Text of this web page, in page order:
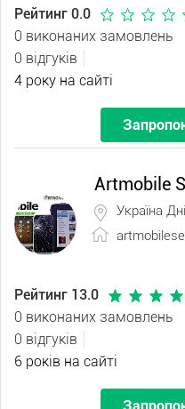
Рейтинг 0.0
0 виконаних замовлень
0 відгуків
4 року на сайті
Artmobile
Україна
Рейтинг 13.0
0 виконаних замовлень
0 відгуків
6 років на сайті